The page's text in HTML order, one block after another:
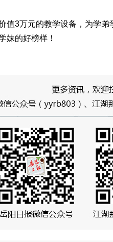
值3万元的教学设备，为学
妹的好榜样！